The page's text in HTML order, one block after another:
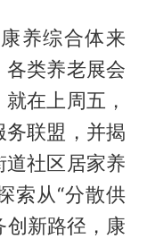
养综合体来
类养老展会
在上周五，
联盟，并揭
社区居家养
索从“分散供
创新路径，康